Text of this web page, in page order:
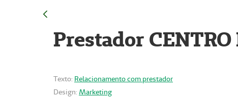
Prestador CENTRO
Texto: Relacionamento com prestador
Design: Marketing